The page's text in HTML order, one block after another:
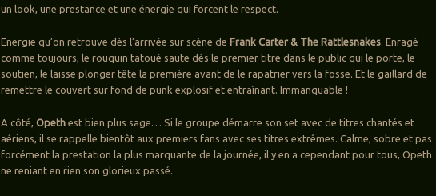
un look, une prestance et une énergie qui forcent le respect.
Energie qu’on retrouve dès l’arrivée sur scène de Frank Carter & The Rattlesnakes. Enragé
comme toujours, le rouquin tatoué saute dès le premier titre dans le public qui le porte, le
soutien, le laisse plonger tête la première avant de le rapatrier vers la fosse. Et le gaillard de
remettre le couvert sur fond de punk explosif et entraînant. Immanquable !
A côté,Opeth est bien plus sage… Si le groupe démarre son set avec de titres chantés et
aériens, il se rappelle bientôt aux premiers fans avec ses titres extrêmes. Calme, sobre et pas
forcément la prestation la plus marquante de la journée, il y en a cependant pour tous, Opeth
ne reniant en rien son glorieux passé.